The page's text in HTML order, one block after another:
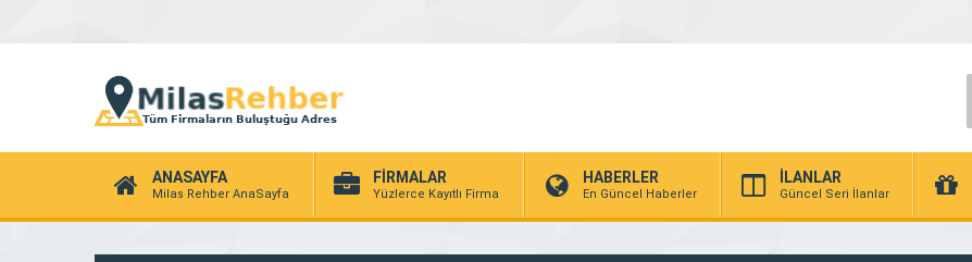
ANASAYFA
Milas Rehber AnaSayfa
FİRMALAR
Yüzlerce Kayıtlı Firma
HABERLER
En Güncel Haberler
İLANLAR
Güncel Seri İlanlar